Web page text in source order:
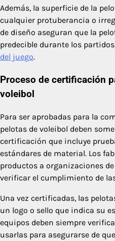
Además, la superficie de la
cualquier protuberancia o
de diseño aseguran que la
predecible durante los
del juego.
Proceso de certificación
voleibol
Para ser aprobadas para la
pelotas de voleibol deben
certificación que incluye
estándares de material. Los
productos a organizaciones
verificar el cumplimiento de
Una vez certificadas, las
un logo o sello que indica su
equipos deben siempre
usarlas para asegurarse de